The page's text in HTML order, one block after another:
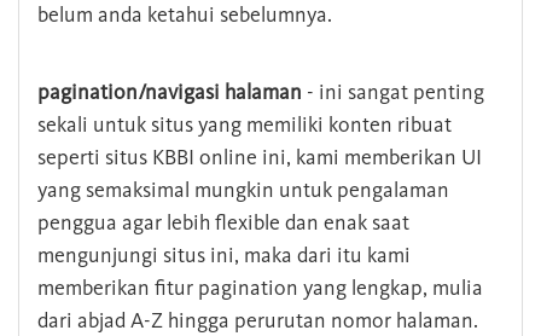
belum anda ketahui sebelumnya.
pagination/navigasi halaman - ini sangat penting
sekali untuk situs yang memiliki konten ribuat
seperti situs KBBI online ini, kami memberikan UI
yang semaksimal mungkin untuk pengalaman
penggua agar lebih flexible dan enak saat
mengunjungi situs ini, maka dari itu kami
memberikan fitur pagination yang lengkap, mulia
dari abjad A-Z hingga perurutan nomor halaman.